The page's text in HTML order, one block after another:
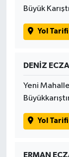
Büyük
Yol Tarifi
DENİZ
Yeni
Yol Tarifi
ERMAN